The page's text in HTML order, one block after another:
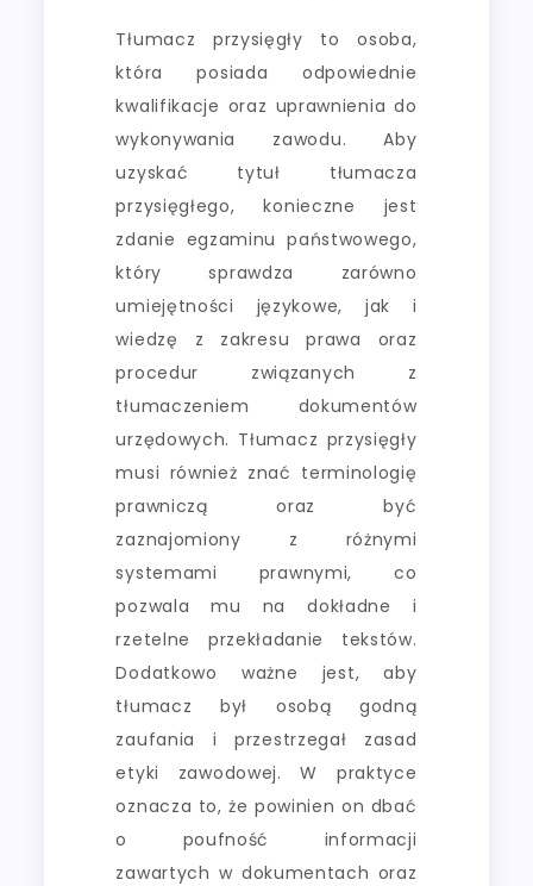
Tłumacz przysięgły to osoba,
która posiada odpowiednie
kwalifikacje oraz uprawnienia do
wykonywania zawodu. Aby
uzyskać tytuł tłumacza
przysięgłego, konieczne jest
zdanie egzaminu państwowego,
który sprawdza zarówno
umiejętności językowe, jak i
wiedzę z zakresu prawa oraz
procedur związanych z
tłumaczeniem dokumentów
urzędowych. Tłumacz przysięgły
musi również znać terminologię
prawniczą oraz być
zaznajomiony z różnymi
systemami prawnymi, co
pozwala mu na dokładne i
rzetelne przekładanie tekstów.
Dodatkowo ważne jest, aby
tłumacz był osobą godną
zaufania i przestrzegał zasad
etyki zawodowej. W praktyce
oznacza to, że powinien on dbać
o poufność informacji
zawartych w dokumentach oraz